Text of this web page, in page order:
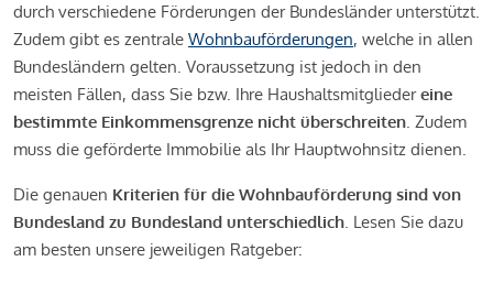
durch verschiedene Förderungen der Bundesländer unterstützt.
Zudem gibt es zentrale Wohnbauförderungen, welche in allen
Bundesländern gelten. Voraussetzung ist jedoch in den
meisten Fällen, dass Sie bzw. Ihre Haushaltsmitgliedereine
bestimmte Einkommensgrenze nicht überschreiten. Zudem
muss die geförderte Immobilie als Ihr Hauptwohnsitz dienen.
Die genauen Kriterien für die Wohnbauförderung sind von
Bundesland zu Bundesland unterschiedlich. Lesen Sie dazu
am besten unsere jeweiligen Ratgeber: